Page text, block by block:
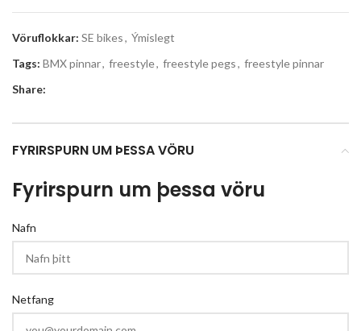
Vöruflokkar: SE bikes, Ýmislegt
Tags: BMX pinnar, freestyle, freestyle pegs, freestyle pinnar
Share:
FYRIRSPURN UM ÞESSA VÖRU
Fyrirspurn um þessa vöru
Nafn
Netfang